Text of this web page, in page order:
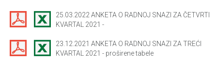
25.03.2022 ANKETA O RADNOJ SNAZI ZA ČETVRTI
KVARTAL 2021 -
23.12.2021 ANKETA O RADNOJ SNAZI ZA TREĆI
KVARTAL 2021 - proširene tabele